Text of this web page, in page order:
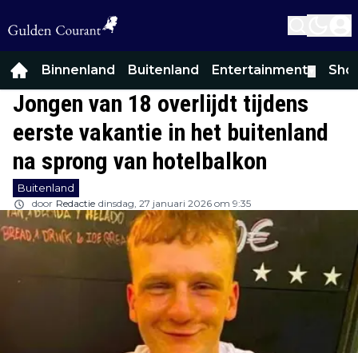
Binnenland Buitenland Entertainment
Jongen van 18 overlijdt tijdens
eerste vakantie in het buitenland
na sprong van hotelbalkon
Buitenland
door Redactie dinsdag, 27 januari 2026 om 9:35